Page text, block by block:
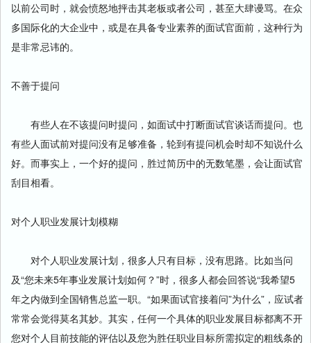
以前公司时，就会愤怒地抨击其老板或者公司，甚至大肆谩骂。在众
多国际化的大企业中，或是在具备专业素养的面试官面前，这种行为
是非常忌讳的。
不善于提问
有些人在不该提问时提问，如面试中打断面试官谈话而提问。也
有些人面试前对提问没有足够准备，轮到有提问机会时却不知说什么
好。而事实上，一个好的提问，胜过简历中的无数笔墨，会让面试官
刮目相看。
对个人职业发展计划模糊
对个人职业发展计划，很多人只有目标，没有思路。比如当问
及“您未来5年事业发展计划如何？”时，很多人都会回答说“我希望5
年之内做到全国销售总监一职。“如果面试官接着问”为什么”，应试者
常常会觉得莫名其妙。其实，任何一个具体的职业发展目标都离不开
您对个人目前技能的评估以及您为胜任职业目标所需拟定的粗线条的